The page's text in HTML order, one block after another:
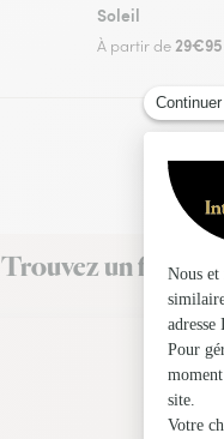
Soleil
À partir de 29€95
Trouvez un